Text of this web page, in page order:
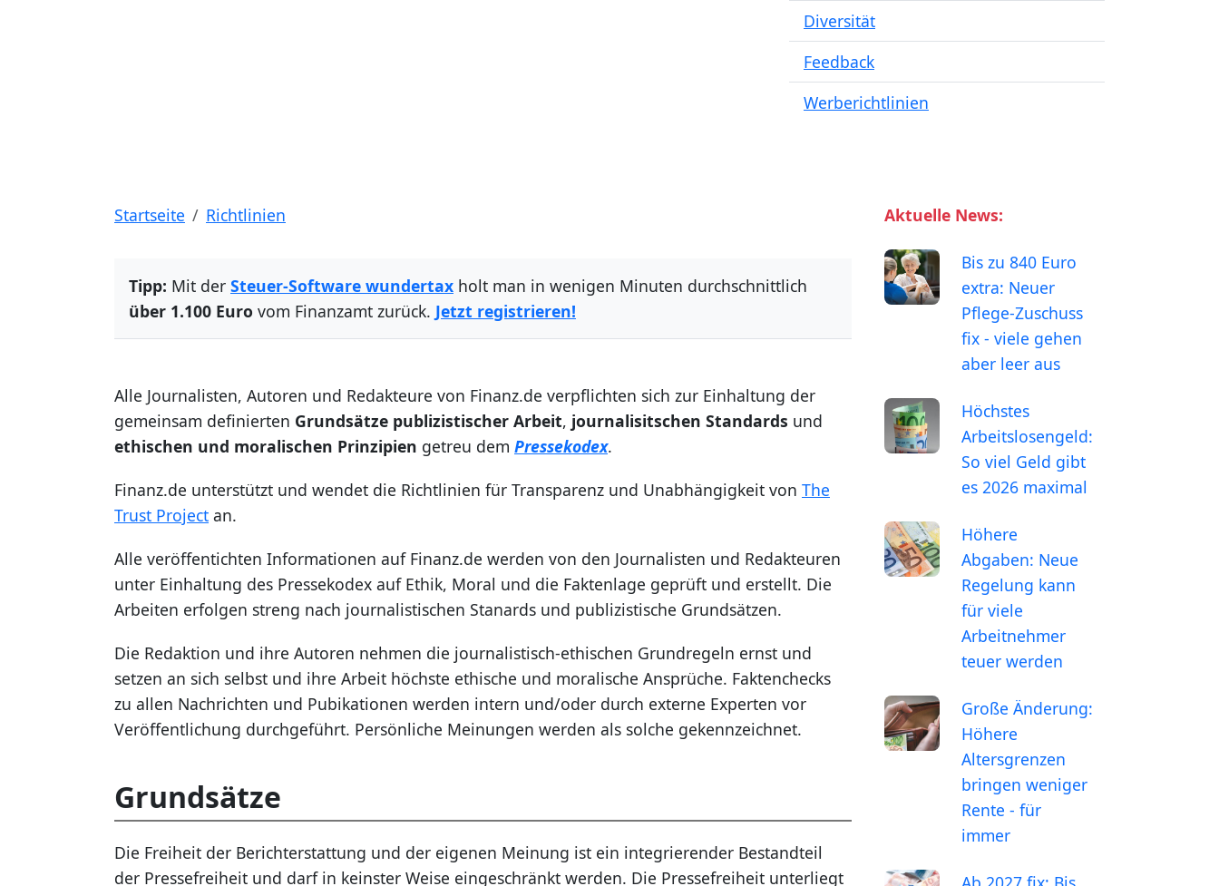
Diversität
Feedback
Werberichtlinien
Startseite Richtlinien
Tipp: Mit der Steuer-Software wundertax holt man in wenigen Minuten durchschnittlich
über 1.100 Euro vom Finanzamt zurück. Jetzt registrieren!
Alle Journalisten, Autoren und Redakteure von Finanz.de verpflichten sich zur Einhaltung der
gemeinsam definierten Grundsätze publizistischer Arbeit, journalisitschen Standards und
ethischen und moralischen Prinzipien getreu dem Pressekodex.
Finanz.de unterstützt und wendet die Richtlinien für Transparenz und Unabhängigkeit von The
Trust Project an.
Alle veröffentichten Informationen auf Finanz.de werden von den Journalisten und Redakteuren
unter Einhaltung des Pressekodex auf Ethik, Moral und die Faktenlage geprüft und erstellt. Die
Arbeiten erfolgen streng nach journalistischen Stanards und publizistische Grundsätzen.
Die Redaktion und ihre Autoren nehmen die journalistisch-ethischen Grundregeln ernst und
setzen an sich selbst und ihre Arbeit höchste ethische und moralische Ansprüche. Faktenchecks
zu allen Nachrichten und Pubikationen werden intern und/oder durch externe Experten vor
Veröffentlichung durchgeführt. Persönliche Meinungen werden als solche gekennzeichnet.
Grundsätze
Die Freiheit der Berichterstattung und der eigenen Meinung ist ein integrierender Bestandteil
der Pressefreiheit und darf in keinster Weise eingeschränkt werden. Die Pressefreiheit unterliegt
Aktuelle News:
Bis zu 840 Euro
extra: Neuer
Pflege-Zuschuss
fix - viele gehen
aber leer aus
Höchstes
Arbeitslosengeld:
So viel Geld gibt
es 2026 maximal
Höhere
Abgaben: Neue
Regelung kann
für viele
Arbeitnehmer
teuer werden
Große Änderung:
Höhere
Altersgrenzen
bringen weniger
Rente - für
immer